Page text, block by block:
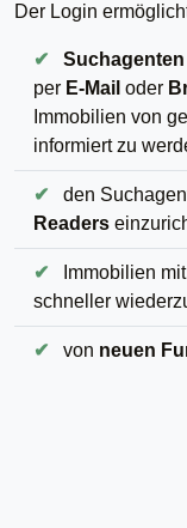
Der Login
✔ Suchagenten
per E-Mail oder
Immobilien von
informiert zu
✔ den
Readers
✔ Immobilien mit
schneller
✔ von neuen